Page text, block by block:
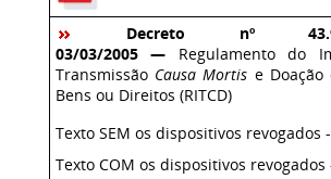
Decreto nº
03/03/2005 — Regulamento do
Transmissão Causa Mortis e
Bens ou Direitos (RITCD)
Texto SEM os dispositivos revogados -
Texto COM os dispositivos revogados